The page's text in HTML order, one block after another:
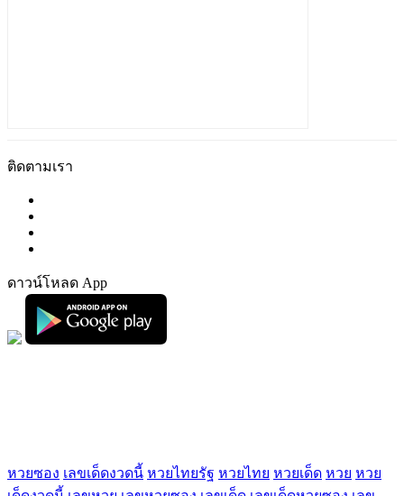
ติดตามเรา
ดาวน์โหลด App
หวยซอง เลขเด็ดงวดนี้ หวยไทยรัฐ หวยไทย หวยเด็ด หวย หวย